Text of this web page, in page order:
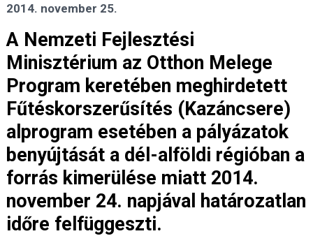
2014. november 25.
A Nemzeti Fejlesztési
Minisztérium az Otthon Melege
Program keretében meghirdetett
Fűtéskorszerűsítés (Kazáncsere)
alprogram esetében a pályázatok
benyújtását a dél-alföldi régióban a
forrás kimerülése miatt 2014.
november 24. napjával határozatlan
időre felfüggeszti.